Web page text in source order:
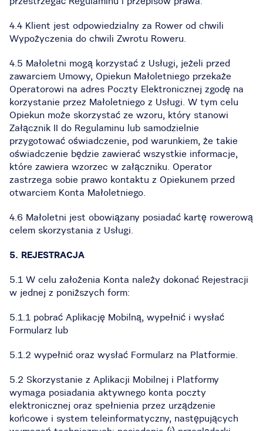
4.4 Klient jest odpowiedzialny za Rower od chwili
Wypożyczenia do chwili Zwrotu Roweru.
4.5 Małoletni mogą korzystać z Usługi, jeżeli przed
zawarciem Umowy, Opiekun Małoletniego przekaże
Operatorowi na adres Poczty Elektronicznej zgodę na
korzystanie przez Małoletniego z Usługi. W tym celu
Opiekun może skorzystać ze wzoru, który stanowi
Załącznik II do Regulaminu lub samodzielnie
przygotować oświadczenie, pod warunkiem, że takie
oświadczenie będzie zawierać wszystkie informacje,
które zawiera wzorzec w załączniku. Operator
zastrzega sobie prawo kontaktu z Opiekunem przed
otwarciem Konta Małoletniego.
4.6 Małoletni jest obowiązany posiadać kartę rowerową
celem skorzystania z Usługi.
5. REJESTRACJA
5.1 W celu założenia Konta należy dokonać Rejestracji
w jednej z poniższych form:
5.1.1 pobrać Aplikację Mobilną, wypełnić i wysłać
Formularz lub
5.1.2 wypełnić oraz wysłać Formularz na Platformie.
5.2 Skorzystanie z Aplikacji Mobilnej i Platformy
wymaga posiadania aktywnego konta poczty
elektronicznej oraz spełnienia przez urządzenie
końcowe i system teleinformatyczny, następujących